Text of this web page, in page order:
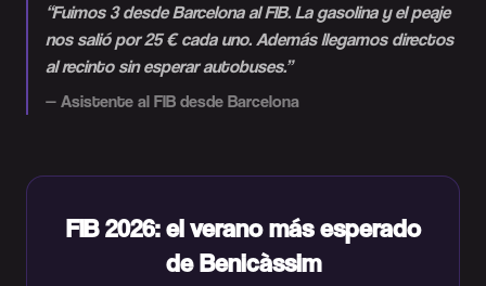
“Fuimos 3 desde Barcelona al FIB. La gasolina y el peaje
nos salió por 25 € cada uno. Además llegamos directos
al recinto sin esperar autobuses.”
— Asistente al FIB desde Barcelona
FIB 2026: el verano más esperado
de Benicàssim